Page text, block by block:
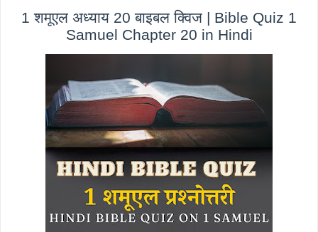
1 शमूएल अध्याय 20 बाइबल क्विज | Bible Quiz 1
Samuel Chapter 20 in Hindi